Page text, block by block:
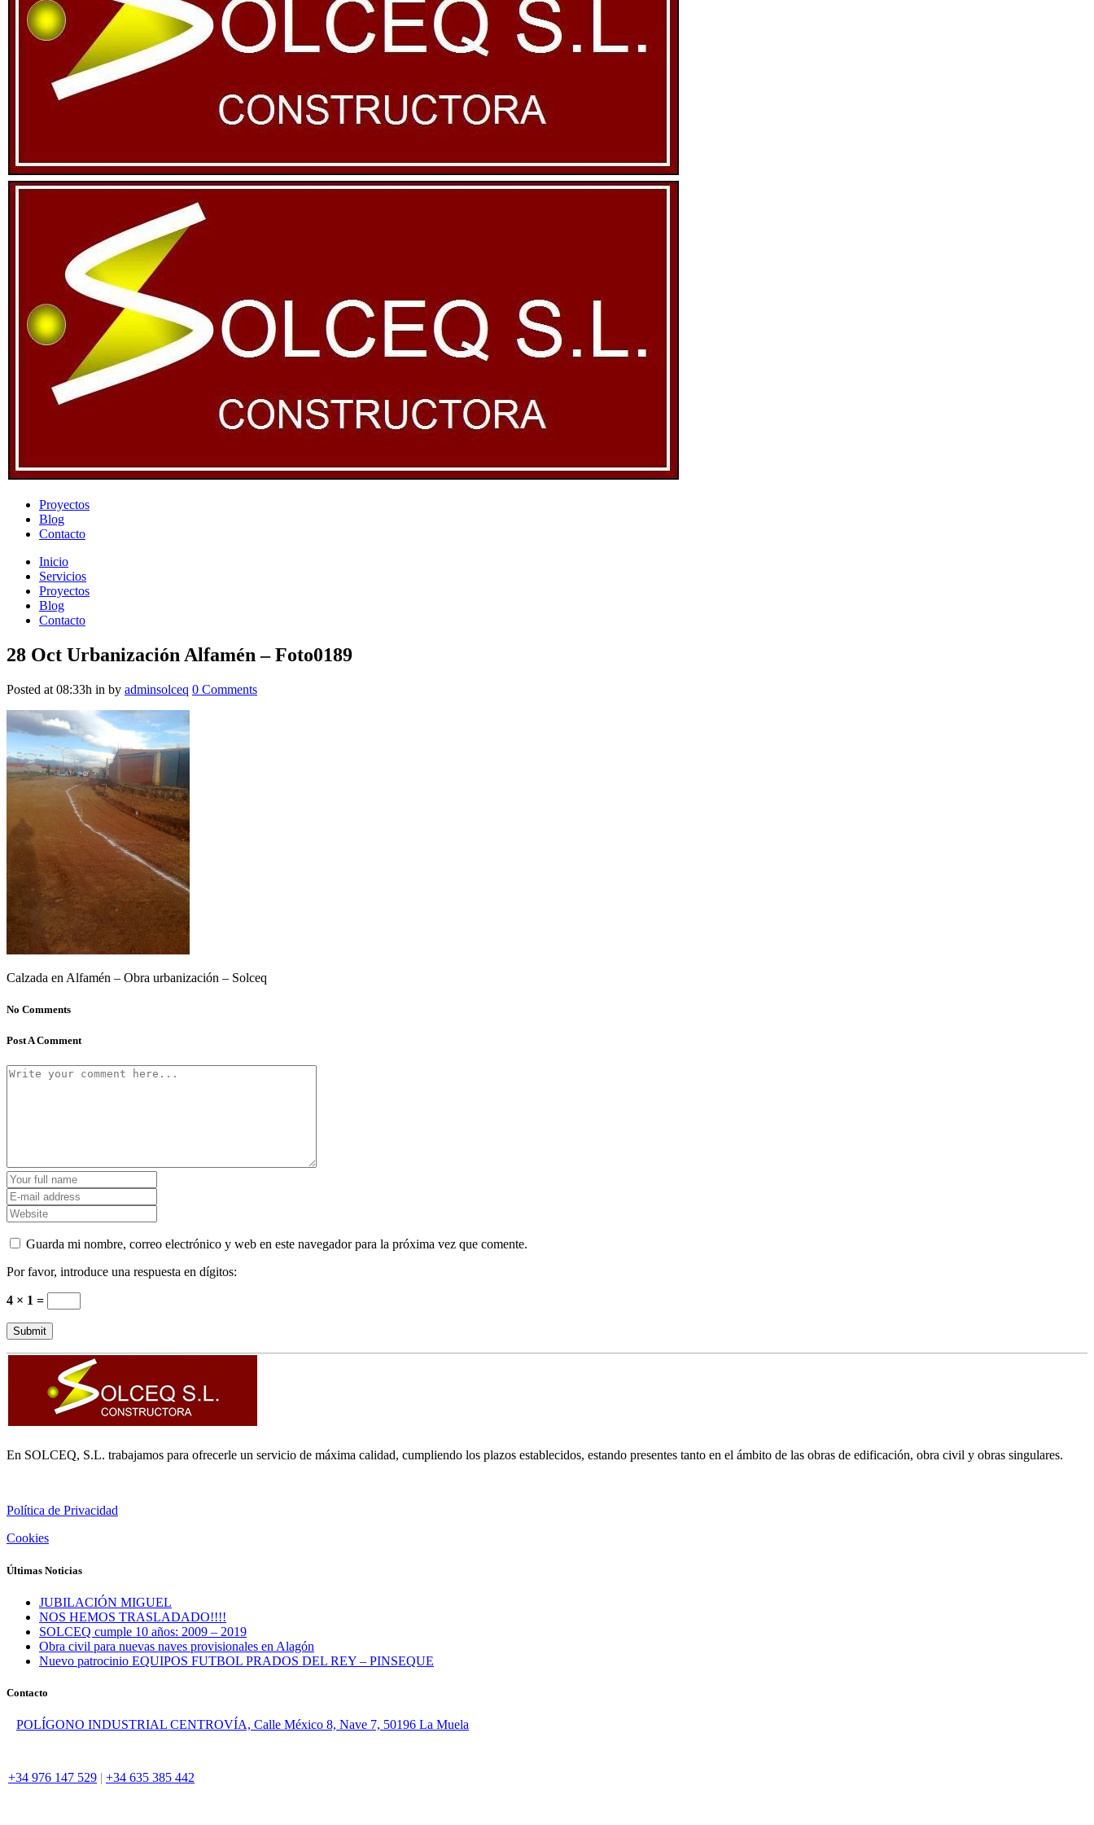
Proyectos
Blog
Contacto
Inicio
Servicios
Proyectos
Blog
Contacto
28 Oct Urbanización Alfamén – Foto0189
Posted at 08:33h in by adminsolceq 0 Comments
Calzada en Alfamén – Obra urbanización – Solceq
No Comments
Post A Comment
Guarda mi nombre, correo electrónico y web en este navegador para la próxima vez que comente.
Por favor, introduce una respuesta en dígitos:
4 × 1 =
En SOLCEQ, S.L. trabajamos para ofrecerle un servicio de máxima calidad, cumpliendo los plazos establecidos, estando presentes tanto en el ámbito de las obras de edificación, obra civil y obras singulares.
Política de Privacidad
Cookies
Últimas Noticias
JUBILACIÓN MIGUEL
NOS HEMOS TRASLADADO!!!!
SOLCEQ cumple 10 años: 2009 – 2019
Obra civil para nuevas naves provisionales en Alagón
Nuevo patrocinio EQUIPOS FUTBOL PRADOS DEL REY – PINSEQUE
Contacto
POLÍGONO INDUSTRIAL CENTROVÍA, Calle México 8, Nave 7, 50196 La Muela
+34 976 147 529 | +34 635 385 442